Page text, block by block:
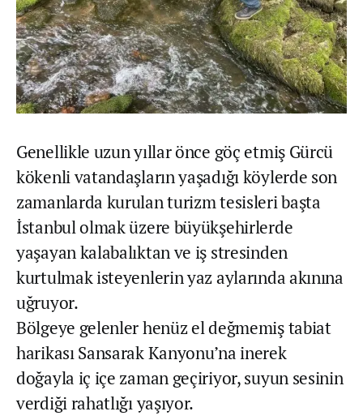
Genellikle uzun yıllar önce göç etmiş Gürcü
kökenli vatandaşların yaşadığı köylerde son
zamanlarda kurulan turizm tesisleri başta
İstanbul olmak üzere büyükşehirlerde
yaşayan kalabalıktan ve iş stresinden
kurtulmak isteyenlerin yaz aylarında akınına
uğruyor.
Bölgeye gelenler henüz el değmemiş tabiat
harikası Sansarak Kanyonu’na inerek
doğayla iç içe zaman geçiriyor, suyun sesinin
verdiği rahatlığı yaşıyor.